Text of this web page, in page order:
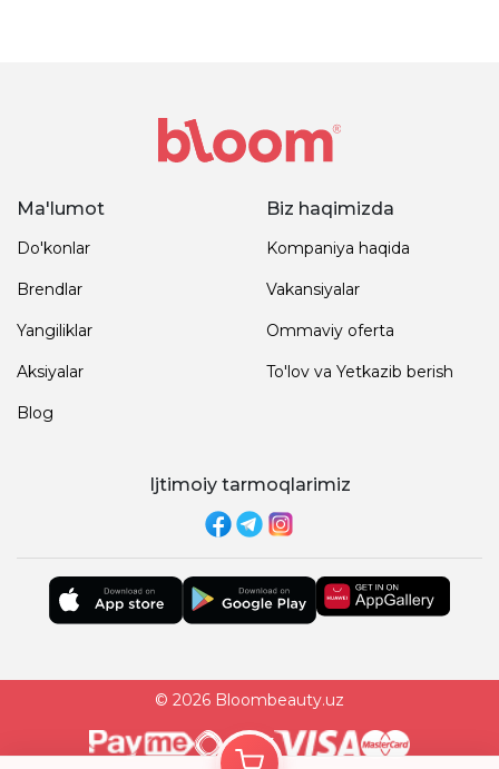
Ma'lumot
Do'konlar
Brendlar
Yangiliklar
Aksiyalar
Blog
Biz haqimizda
Kompaniya haqida
Vakansiyalar
Ommaviy oferta
To'lov va Yetkazib berish
Ijtimoiy tarmoqlarimiz
© 2026 Bloombeauty.uz